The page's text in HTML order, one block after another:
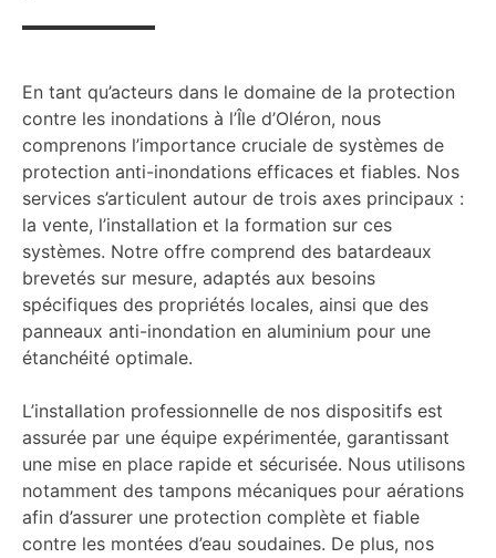
En tant qu’acteurs dans le domaine de la protection
contre les inondations à l’Île d’Oléron, nous
comprenons l’importance cruciale de systèmes de
protection anti-inondations efficaces et fiables. Nos
services s’articulent autour de trois axes principaux :
la vente, l’installation et la formation sur ces
systèmes. Notre offre comprend des batardeaux
brevetés sur mesure, adaptés aux besoins
spécifiques des propriétés locales, ainsi que des
panneaux anti-inondation en aluminium pour une
étanchéité optimale.
L’installation professionnelle de nos dispositifs est
assurée par une équipe expérimentée, garantissant
une mise en place rapide et sécurisée. Nous utilisons
notamment des tampons mécaniques pour aérations
afin d’assurer une protection complète et fiable
contre les montées d’eau soudaines. De plus, nos